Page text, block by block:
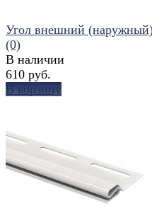
избранное сравнить
Угол внешний
(0)
В наличии
610 руб.
В корзину